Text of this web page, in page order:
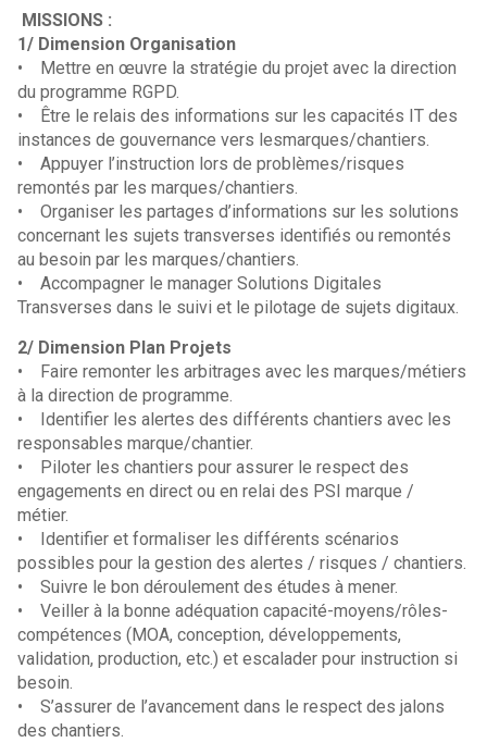
MISSIONS :
1/ Dimension Organisation
• Mettre en œuvre la stratégie du projet avec la direction
du programme RGPD.
• Être le relais des informations sur les capacités IT des
instances de gouvernance vers lesmarques/chantiers.
• Appuyer l’instruction lors de problèmes/risques
remontés par les marques/chantiers.
• Organiser les partages d’informations sur les solutions
concernant les sujets transverses identifiés ou remontés
au besoin par les marques/chantiers.
• Accompagner le manager Solutions Digitales
Transverses dans le suivi et le pilotage de sujets digitaux.
2/ Dimension Plan Projets
• Faire remonter les arbitrages avec les marques/métiers
à la direction de programme.
• Identifier les alertes des différents chantiers avec les
responsables marque/chantier.
• Piloter les chantiers pour assurer le respect des
engagements en direct ou en relai des PSI marque /
métier.
• Identifier et formaliser les différents scénarios
possibles pour la gestion des alertes / risques / chantiers.
• Suivre le bon déroulement des études à mener.
• Veiller à la bonne adéquation capacité-moyens/rôles-
compétences (MOA, conception, développements,
validation, production, etc.) et escalader pour instruction si
besoin.
• S’assurer de l’avancement dans le respect des jalons
des chantiers.